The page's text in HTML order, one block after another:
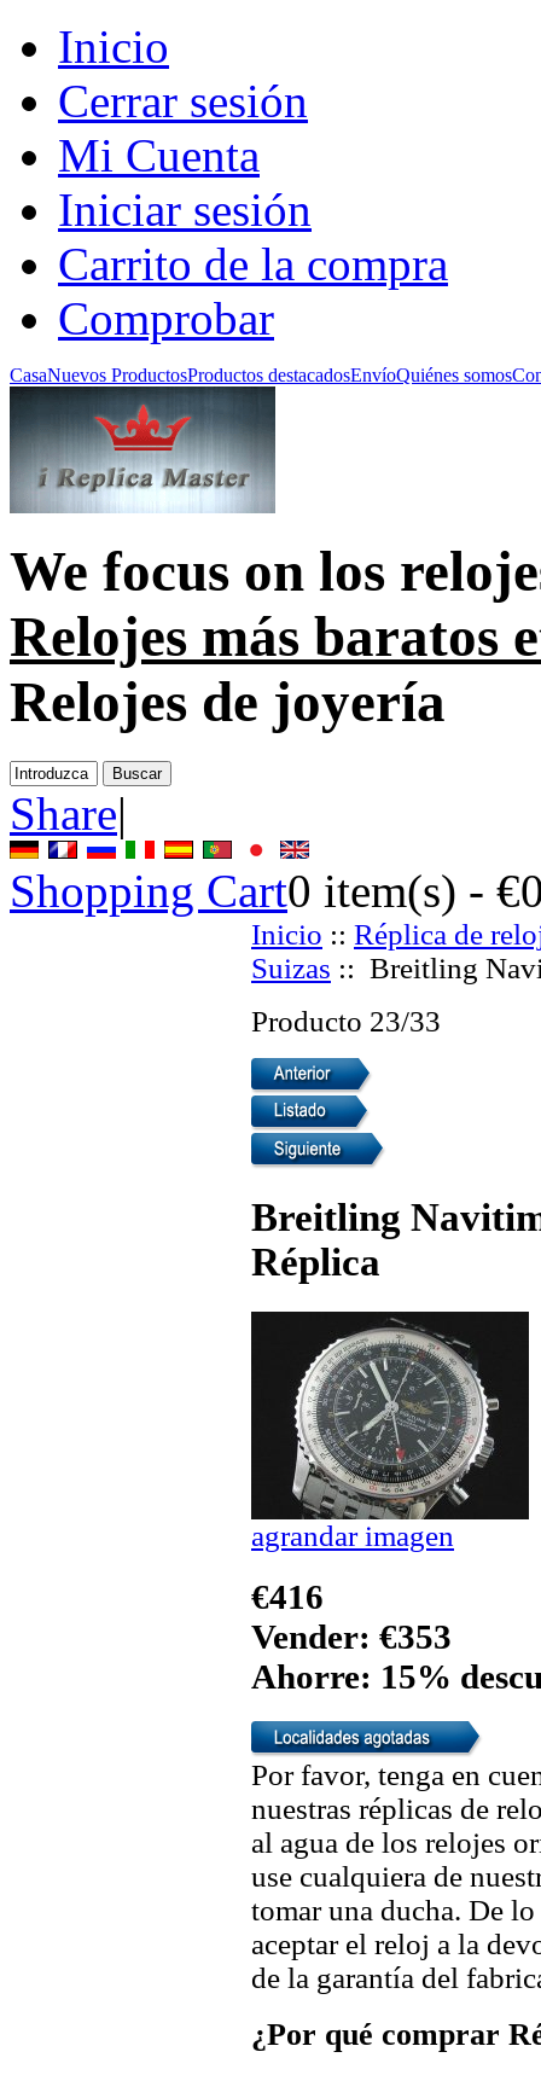
Inicio
Cerrar sesión
Mi Cuenta
Iniciar sesión
Carrito de la compra
Comprobar
CasaNuevos ProductosProductos destacadosEnvíoQuiénes somos
We focus on los
Relojes más baratos
Relojes de joyería
Share|
Shopping Cart0 item(s) -
Inicio :: Réplica de
Suizas :: Breitling
Producto 23/33
Breitling
Réplica
agrandar imagen
€416
Vender: €353
Ahorre: 15%
Por favor, tenga en
nuestras réplicas de
al agua de los relojes
use cualquiera de
tomar una ducha. De
aceptar el reloj a la
de la garantía del
¿Por qué comprar